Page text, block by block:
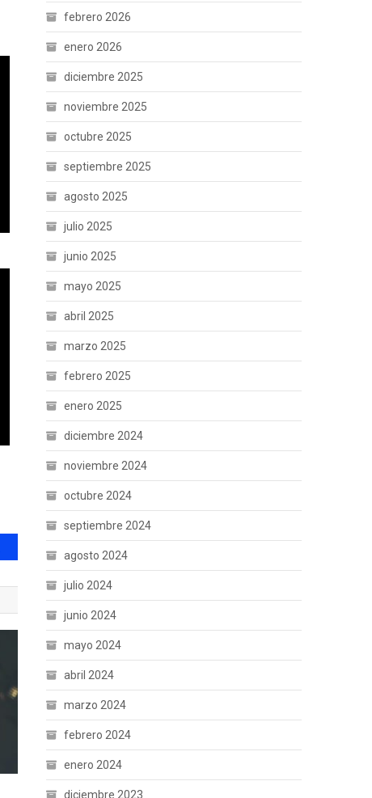
febrero 2026
enero 2026
diciembre 2025
noviembre 2025
octubre 2025
septiembre 2025
agosto 2025
julio 2025
junio 2025
mayo 2025
abril 2025
marzo 2025
febrero 2025
enero 2025
diciembre 2024
noviembre 2024
octubre 2024
septiembre 2024
agosto 2024
julio 2024
junio 2024
mayo 2024
abril 2024
marzo 2024
febrero 2024
enero 2024
diciembre 2023